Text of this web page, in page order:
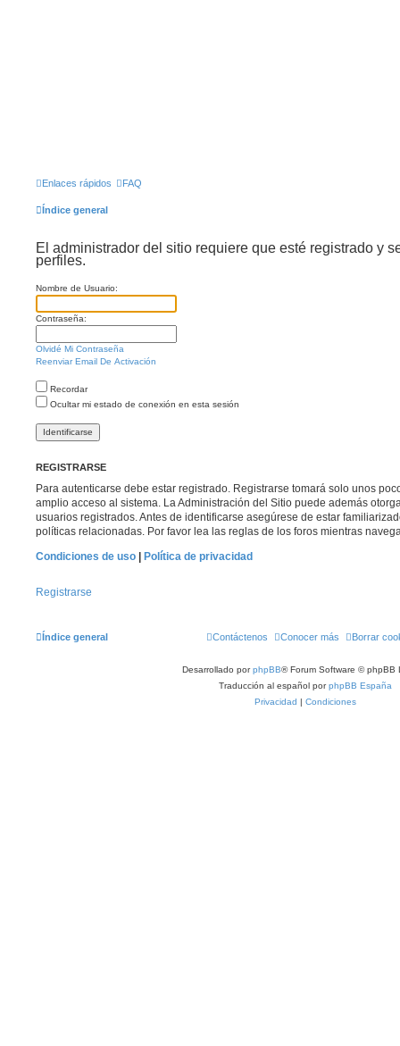
Enlaces rápidos FAQ
Índice general
El administrador del sitio requiere que esté registrado y
perfiles.
Nombre de Usuario:
Contraseña:
Olvidé Mi Contraseña
Reenviar Email De Activación
Recordar
Ocultar mi estado de conexión en esta sesión
REGISTRARSE
Para autenticarse debe estar registrado. Registrarse tomará solo unos
amplio acceso al sistema. La Administración del Sitio puede además
usuarios registrados. Antes de identificarse asegúrese de estar
políticas relacionadas. Por favor lea las reglas de los foros mientras
Condiciones de uso | Política de privacidad
Registrarse
Índice general Borrar
Conocer más
Contáctenos
Desarrollado porphpBB® Forum Software © phpBB
Traducción al español porphpBB España
Privacidad | Condiciones